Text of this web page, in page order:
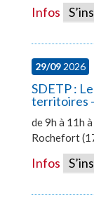
Infos
29/092026
SDETP :
territoires
de 9h à 11h
Rochefort
Infos